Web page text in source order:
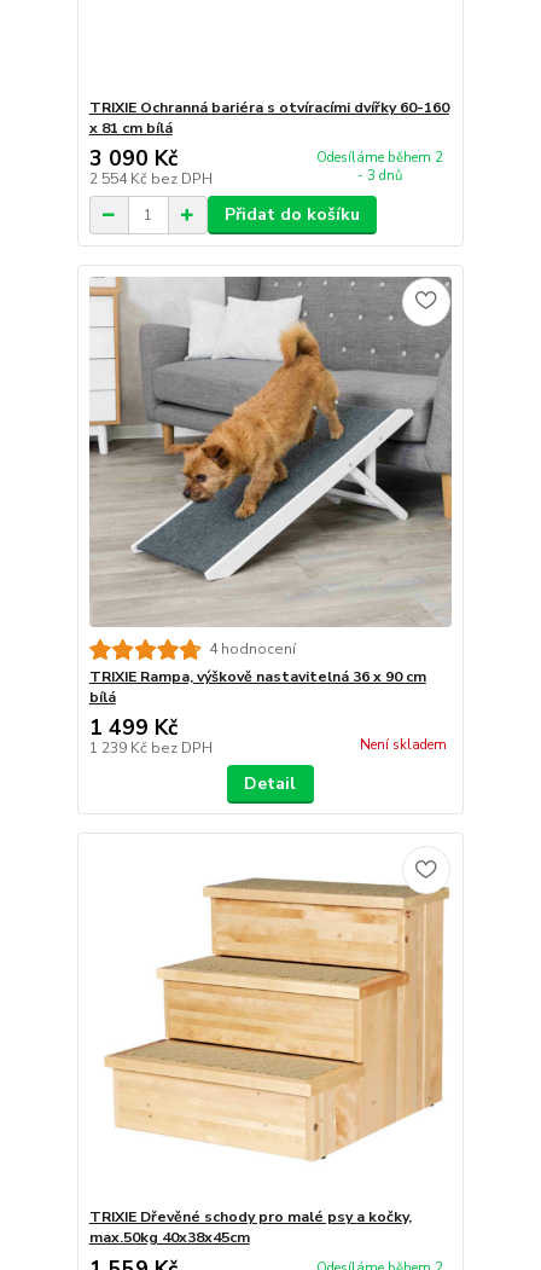
TRIXIE Ochranná bariéra s otvíracími dvířky 60-160
x 81 cm bílá
3 090 Kč
2 554 Kč bez DPH
Odesíláme během 2
- 3 dnů
Přidat do košíku
4 hodnocení
TRIXIE Rampa, výškově nastavitelná 36 x 90 cm
bílá
1 499 Kč
1 239 Kč bez DPH Není skladem
Detail
TRIXIE Dřevěné schody pro malé psy a kočky,
max.50kg 40x38x45cm